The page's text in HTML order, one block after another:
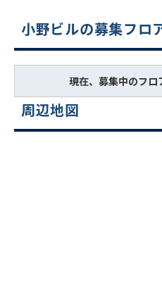
小野ビルの募集フロ
現在、募集中のフロ
周辺地図